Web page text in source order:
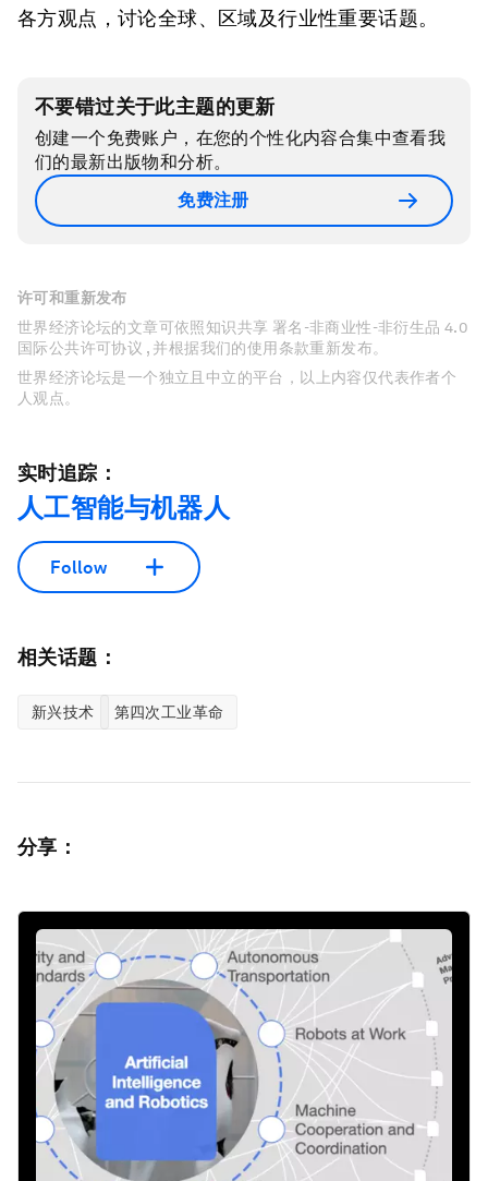
各方观点，讨论全球、区域及行业性重要话题。
不要错过关于此主题的更新
创建一个免费账户，在您的个性化内容合集中查看我
们的最新出版物和分析。
免费注册
许可和重新发布
世界经济论坛的文章可依照知识共享 署名-非商业性-非衍生品 4.0
国际公共许可协议 , 并根据我们的使用条款重新发布。
世界经济论坛是一个独立且中立的平台，以上内容仅代表作者个
人观点。
实时追踪：
人工智能与机器人
Follow
相关话题：
新兴技术 第四次工业革命
分享：